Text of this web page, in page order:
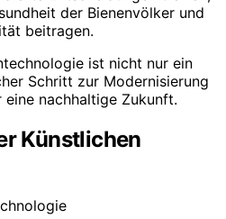
der Bienenvölker und
beitragen.
ist nicht nur ein
Schritt zur Modernisierung
nachhaltige Zukunft.
Künstlichen